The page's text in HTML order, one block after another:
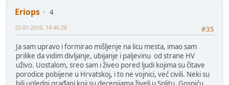
Eriops
4
#35
22-01-2010, 14:46:28
Ja sam upravo i formirao mišljenje na licu mesta, imao sam
prilike da vidim divljanje, ubijanje i paljevinu od strane HV
uživo. Uostalom, sreo sam i živeo pored ljudi kojima su čitave
porodice pobijene u Hrvatskoj, i to ne vojnici, već civili. Neki su